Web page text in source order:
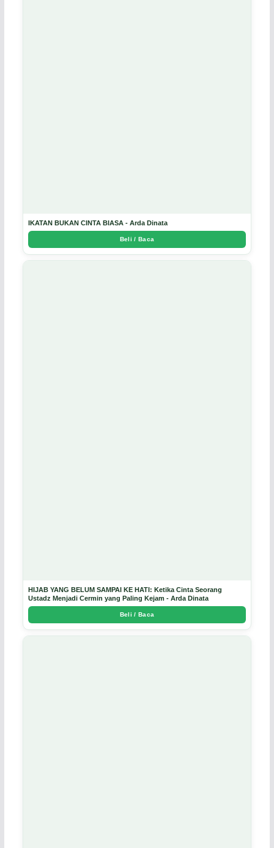
IKATAN BUKAN CINTA BIASA - Arda Dinata
Beli / Baca
HIJAB YANG BELUM SAMPAI KE HATI: Ketika Cinta Seorang
Ustadz Menjadi Cermin yang Paling Kejam - Arda Dinata
Beli / Baca